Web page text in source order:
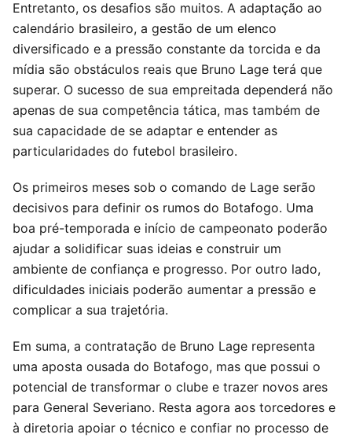
Entretanto, os desafios são muitos. A adaptação ao
calendário brasileiro, a gestão de um elenco
diversificado e a pressão constante da torcida e da
mídia são obstáculos reais que Bruno Lage terá que
superar. O sucesso de sua empreitada dependerá não
apenas de sua competência tática, mas também de
sua capacidade de se adaptar e entender as
particularidades do futebol brasileiro.
Os primeiros meses sob o comando de Lage serão
decisivos para definir os rumos do Botafogo. Uma
boa pré-temporada e início de campeonato poderão
ajudar a solidificar suas ideias e construir um
ambiente de confiança e progresso. Por outro lado,
dificuldades iniciais poderão aumentar a pressão e
complicar a sua trajetória.
Em suma, a contratação de Bruno Lage representa
uma aposta ousada do Botafogo, mas que possui o
potencial de transformar o clube e trazer novos ares
para General Severiano. Resta agora aos torcedores e
à diretoria apoiar o técnico e confiar no processo de